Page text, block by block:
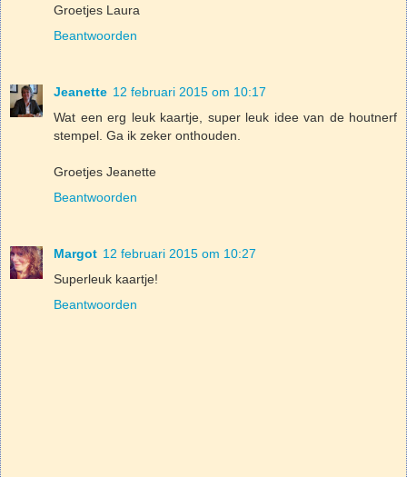
Groetjes Laura
Beantwoorden
Jeanette 12 februari 2015 om 10:17
Wat een erg leuk kaartje, super leuk idee van de houtnerf
stempel. Ga ik zeker onthouden.
Groetjes Jeanette
Beantwoorden
Margot 12 februari 2015 om 10:27
Superleuk kaartje!
Beantwoorden